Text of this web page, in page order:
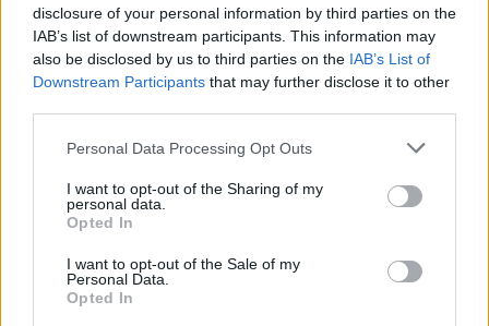
disclosure of your personal information by third parties on the
IAB’s list of downstream participants. This information may
also be disclosed by us to third parties on the IAB’s List of
Downstream Participants that may further disclose it to other
Personal Data Processing Opt Outs
I want to opt-out of the Sharing of my
personal data.
Opted In
I want to opt-out of the Sale of my
Personal Data.
Opted In
00:00:50
Nustebsite sužinoję, kokius įdomius valgomus augalus
galima užsiauginti darže
Žinios | Gyvenimo būdas
00:22:03
L. Liubertaitė: sėja – kada ir kaip sėti daržoves ir ruošti
augalus vasarai
Žinios | Gyvenimo būdas
00:01:52
Pasakė, kaip žinoti, kada tinkamiausias metas sėti